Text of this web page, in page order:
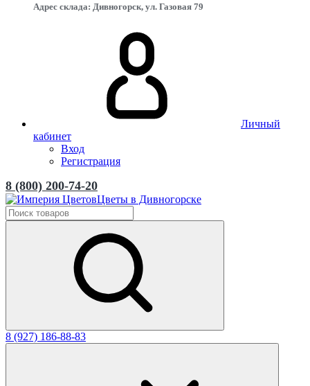
Адрес склада: Дивногорск, ул. Газовая 79
Личный
кабинет
Вход
Регистрация
8 (800) 200-74-20
Цветы в Дивногорске
8 (927) 186-88-83